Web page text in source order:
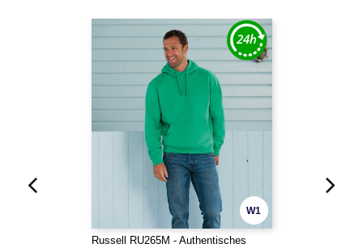
W1
Russell RU265M - Authentisches